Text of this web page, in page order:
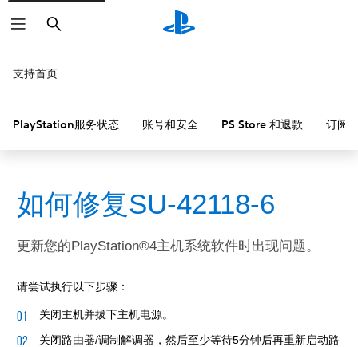
搜
索
支持首页
PlayStation服务状态 账号和安全 PS Store 和退款 订阅
如何修复SU-42118-6
更新您的PlayStation®4主机‎系统软件时出现问题。
请尝试执行以下步骤：
关闭主机并拔下主机电源。
关闭路由器/调制解调器，然后至少等待5分钟后再重新启动路